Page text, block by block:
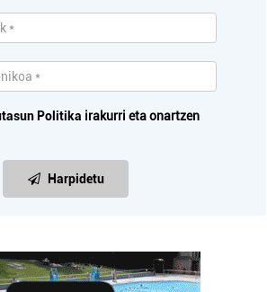
Politika irakurri eta onartzen
Harpidetu